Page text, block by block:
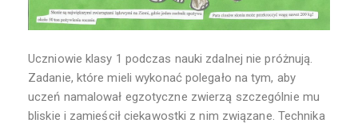
Uczniowie klasy 1 podczas nauki zdalnej nie próżnują.
Zadanie, które mieli wykonać polegało na tym, aby
uczeń namalował egzotyczne zwierzą szczególnie mu
bliskie i zamieścił ciekawostki z nim związane. Technika